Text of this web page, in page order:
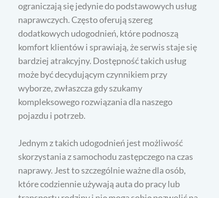
ograniczają się jedynie do podstawowych usług
naprawczych. Często oferują szereg
dodatkowych udogodnień, które podnoszą
komfort klientów i sprawiają, że serwis staje się
bardziej atrakcyjny. Dostępność takich usług
może być decydującym czynnikiem przy
wyborze, zwłaszcza gdy szukamy
kompleksowego rozwiązania dla naszego
pojazdu i potrzeb.
Jednym z takich udogodnień jest możliwość
skorzystania z samochodu zastępczego na czas
naprawy. Jest to szczególnie ważne dla osób,
które codziennie używają auta do pracy lub